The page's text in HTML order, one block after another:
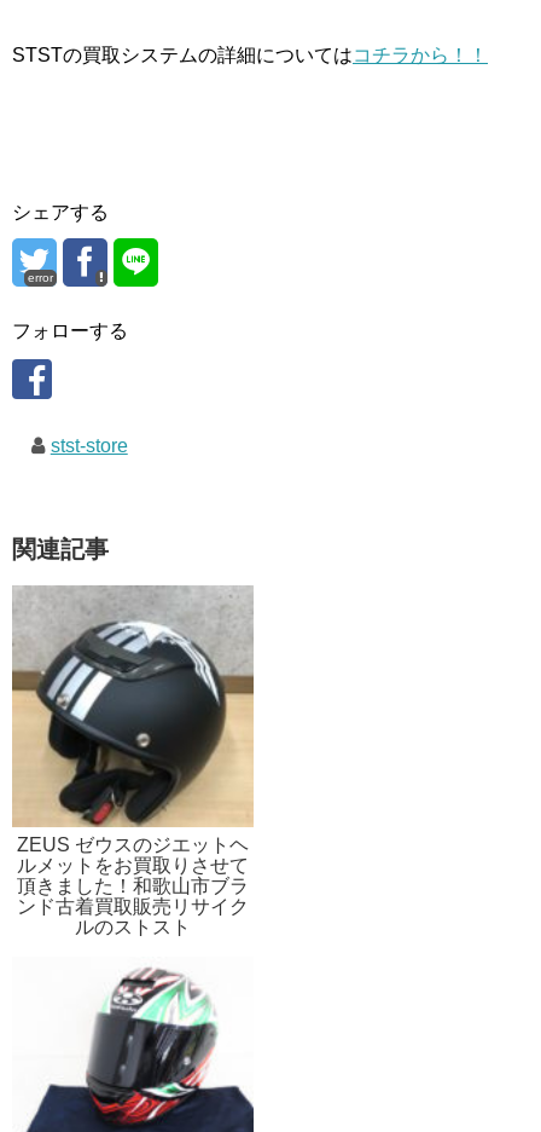
STSTの買取システムの詳細についてはコチラから！！
シェアする
error
フォローする
stst-store
関連記事
ZEUS ゼウスのジエットヘ
ルメットをお買取りさせて
頂きました！和歌山市ブラ
ンド古着買取販売リサイク
ルのストスト